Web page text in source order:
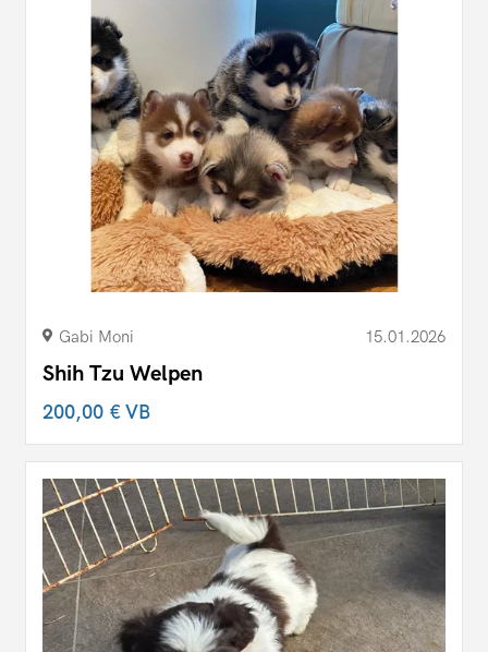
Gabi Moni 15.01.2026
Shih Tzu Welpen
200,00 €VB